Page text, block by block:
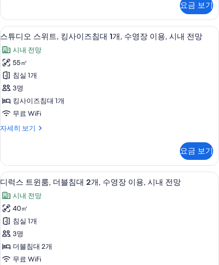
두
보
기
세
히
보
기
시
내
전
망
사
진
모
두
보
기
룸,
수
영
이
용,
시
내
전
망
자
세
보
요금 보기
스
튜
디
오
스
위
트,
사
즈
침
대
1
개,
수
영
장
이
스튜디오 스위트, 킹사이즈침대 1개,
11
스튜디오 스위트, 킹사이즈침대 1개, 수영장 이용, 시내 전망
시내 전망
55㎡
침실 1개
3명
킹사이즈침대 1개
무료 WiFi
자세히 보기
스
스
위
트,
킹
사
이
즈
침
대
개,
수
요금 보기
디
럭
스
트
윈
룸,
더
고급 침구, 오리/거위털 이불, 객실 내
12
디럭스 트윈룸, 더블침대 2개, 수영장 이용, 시내 전망
시내 전망
40㎡
침실 1개
3명
더블침대 2개
무료 WiFi